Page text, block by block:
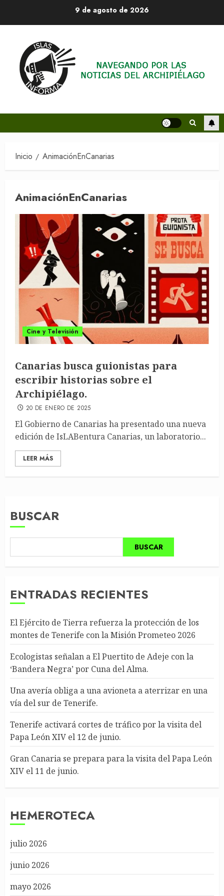
9 de agosto de 2026
Inicio AnimaciónEnCanarias
AnimaciónEnCanarias
Cine y Televisión
Canarias busca guionistas para
escribir historias sobre el
Archipiélago.
20 DE ENERO DE 2025
El Gobierno de Canarias ha presentado una nueva
edición de IsLABentura Canarias, un laboratorio...
LEER MÁS
BUSCAR
BUSCAR
ENTRADAS RECIENTES
El Ejército de Tierra refuerza la protección de los
montes de Tenerife con la Misión Prometeo 2026
Ecologistas señalan a El Puertito de Adeje con la
‘Bandera Negra’ por Cuna del Alma.
Una avería obliga a una avioneta a aterrizar en una
vía del sur de Tenerife.
Tenerife activará cortes de tráfico por la visita del
Papa León XIV el 12 de junio.
Gran Canaria se prepara para la visita del Papa León
XIV el 11 de junio.
HEMEROTECA
julio 2026
junio 2026
mayo 2026